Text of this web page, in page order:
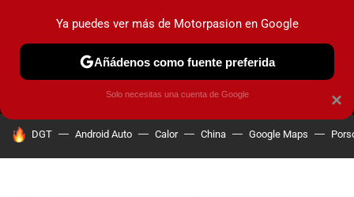
MENÚ NUEVO
COCHES ELÉCTRICOS OBSERVATORIO
HOY SE HABLA DE
DGT Android Auto Calor China Google Maps
×
Ya puedes ver más de Motorpasion en Google
Añádenos como fuente preferida
Solo necesitas una cuenta de Google